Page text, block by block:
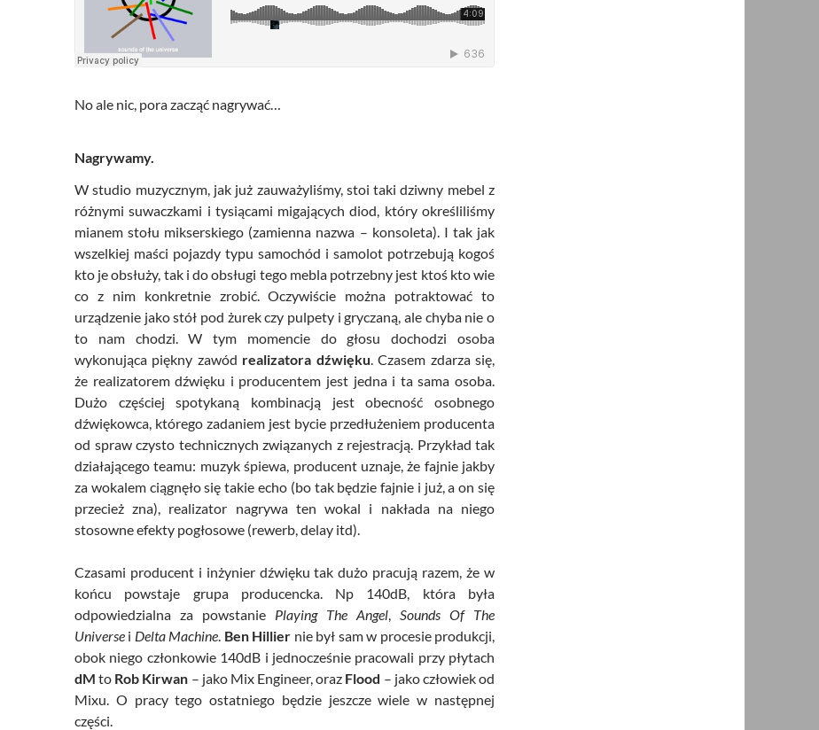
No ale nic, pora zacząć nagrywać…
Nagrywamy.
W studio muzycznym, jak już zauważyliśmy, stoi taki dziwny mebel z
różnymi suwaczkami i tysiącami migających diod, który określiliśmy
mianem stołu mikserskiego (zamienna nazwa – konsoleta). I tak jak
wszelkiej maści pojazdy typu samochód i samolot potrzebują kogoś
kto je obsłuży, tak i do obsługi tego mebla potrzebny jest ktoś kto wie
co z nim konkretnie zrobić. Oczywiście można potraktować to
urządzenie jako stół pod żurek czy pulpety i gryczaną, ale chyba nie o
to nam chodzi. W tym momencie do głosu dochodzi osoba
wykonująca piękny zawód realizatora dźwięku. Czasem zdarza się,
że realizatorem dźwięku i producentem jest jedna i ta sama osoba.
Dużo częściej spotykaną kombinacją jest obecność osobnego
dźwiękowca, którego zadaniem jest bycie przedłużeniem producenta
od spraw czysto technicznych związanych z rejestracją. Przykład tak
działającego teamu: muzyk śpiewa, producent uznaje, że fajnie jakby
za wokalem ciągnęło się takie echo (bo tak będzie fajnie i już, a on się
przecież zna), realizator nagrywa ten wokal i nakłada na niego
stosowne efekty pogłosowe (rewerb, delay itd).
Czasami producent i inżynier dźwięku tak dużo pracują razem, że w
końcu powstaje grupa producencka. Np 140dB, która była
odpowiedzialna za powstanie Playing The Angel, Sounds Of The
Universe i Delta Machine. Ben Hillier nie był sam w procesie produkcji,
obok niego członkowie 140dB i jednocześnie pracowali przy płytach
dM to Rob Kirwan – jako Mix Engineer, oraz Flood – jako człowiek od
Mixu. O pracy tego ostatniego będzie jeszcze wiele w następnej
części.